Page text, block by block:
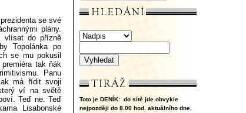
Toto je DENÍK: do sítě jde obvykle
nejpozději do 8.00 hod. aktuálního dne.
se své
plány.
vlísat do přízně
Topolánka po
se mu pokusil
tak ňák
Panu
má řídit svoji
ví na světě
Teď ne. Teď
Lisabonské